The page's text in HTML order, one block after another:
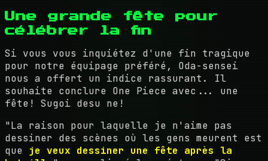
Une grande fête pour
célébrer la fin
Si vous vous inquiétez d'une fin tragique
pour notre équipage préféré, Oda-sensei
nous a offert un indice rassurant. Il
souhaite conclure One Piece avec... une
fête! Sugoi desu ne!
"La raison pour laquelle je n'aime pas
dessiner des scènes où les gens meurent est
que je veux dessiner une fête après la